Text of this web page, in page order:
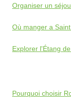
Organiser un
Où manger a Saint
Explorer l'Étang de
Pourquoi choisir